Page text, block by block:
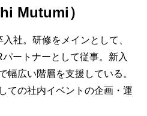
Mutumi）
社。研修をメインとして、
ートナーとして従事。新入
幅広い階層を支援している。
ての社内イベントの企画・運